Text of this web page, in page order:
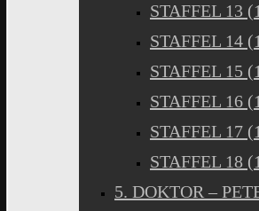
STAFFEL 13
STAFFEL 14
STAFFEL 15
STAFFEL 16
STAFFEL 17
STAFFEL 18
5. DOKTOR –